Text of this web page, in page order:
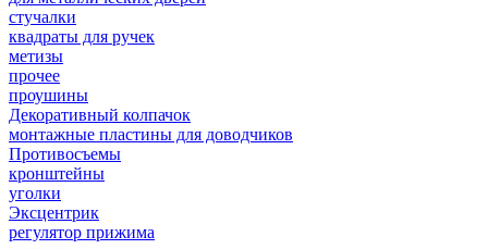
стучалки
квадраты для ручек
метизы
прочее
проушины
Декоративный колпачок
монтажные пластины для доводчиков
Противосъемы
кронштейны
уголки
Эксцентрик
регулятор прижима